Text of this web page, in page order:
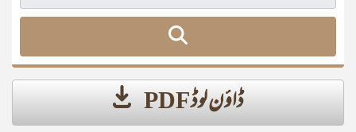
ڈاؤن لوڈ PDF